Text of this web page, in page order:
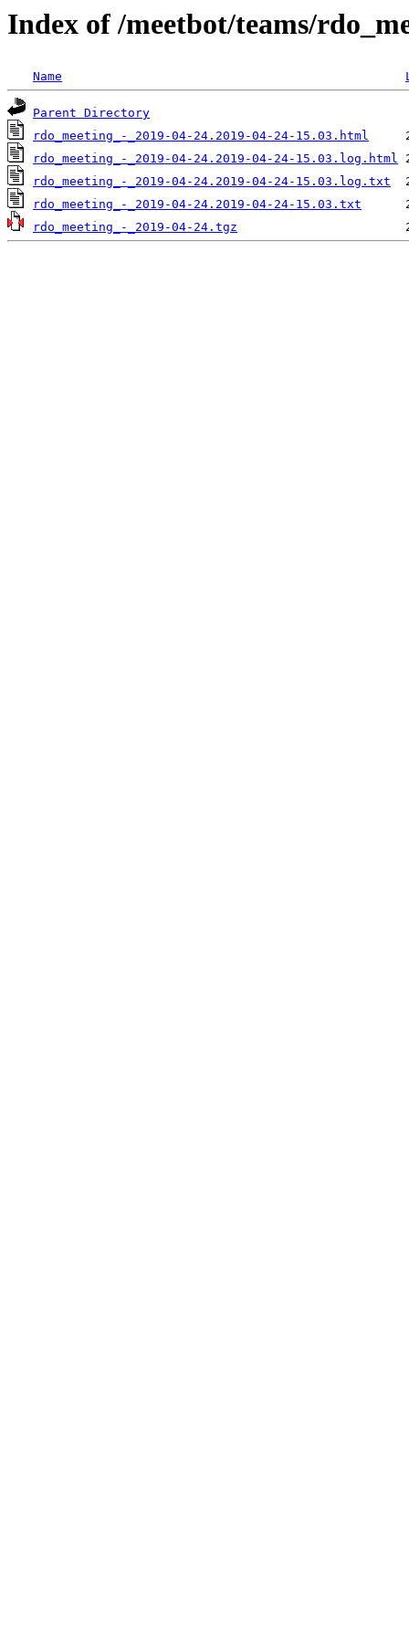
Index of /meetbot/teams/
Name
Parent Directory
rdo_meeting_-_2019-04-24.2019-04-24-15.03.html
rdo_meeting_-_2019-04-24.2019-04-24-15.03.log.html
rdo_meeting_-_2019-04-24.2019-04-24-15.03.log.txt
rdo_meeting_-_2019-04-24.2019-04-24-15.03.txt
rdo_meeting_-_2019-04-24.tgz